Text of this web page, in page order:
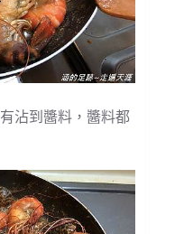
沾到醬料，醬料都